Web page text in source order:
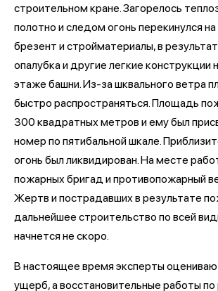
строительном кране. Загорелось
полотно и следом огонь перекинулся
брезент и стройматериалы, в
опалубка и другие легкие конструкции
этаже башни. Из-за шквального ветра
быстро распространяться. Площадь
300 квадратных метров и ему был
номер по пятибальной шкале.
огонь был ликвидирован. На месте
пожарных бригад и противопожарный
Жертв и пострадавших в результате
дальнейшее строительство по всей
начнется не скоро.
В настоящее время эксперты
ущерб, а восстановительные работы